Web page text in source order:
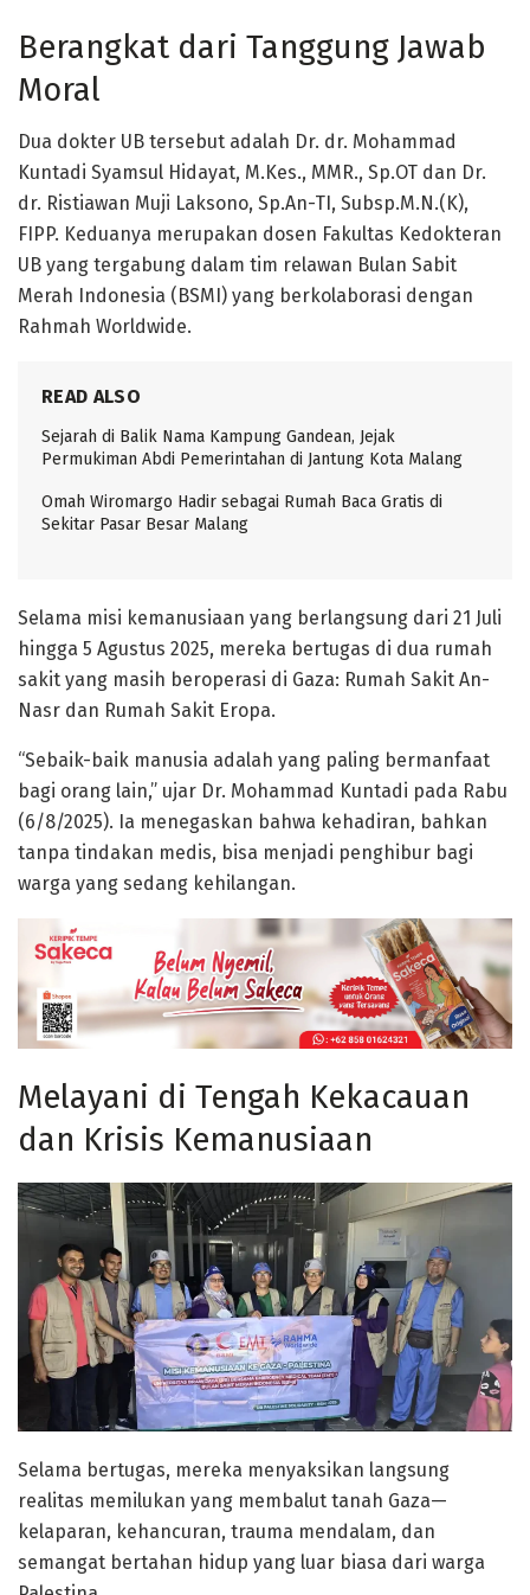
Berangkat dari Tanggung Jawab
Moral
Dua dokter UB tersebut adalah Dr. dr. Mohammad
Kuntadi Syamsul Hidayat, M.Kes., MMR., Sp.OT dan Dr.
dr. Ristiawan Muji Laksono, Sp.An-TI, Subsp.M.N.(K),
FIPP. Keduanya merupakan dosen Fakultas Kedokteran
UB yang tergabung dalam tim relawan Bulan Sabit
Merah Indonesia (BSMI) yang berkolaborasi dengan
Rahmah Worldwide.
READ ALSO
Sejarah di Balik Nama Kampung Gandean, Jejak
Permukiman Abdi Pemerintahan di Jantung Kota Malang
Omah Wiromargo Hadir sebagai Rumah Baca Gratis di
Sekitar Pasar Besar Malang
Selama misi kemanusiaan yang berlangsung dari 21 Juli
hingga 5 Agustus 2025, mereka bertugas di dua rumah
sakit yang masih beroperasi di Gaza: Rumah Sakit An-
Nasr dan Rumah Sakit Eropa.
“Sebaik-baik manusia adalah yang paling bermanfaat
bagi orang lain,” ujar Dr. Mohammad Kuntadi pada Rabu
(6/8/2025). Ia menegaskan bahwa kehadiran, bahkan
tanpa tindakan medis, bisa menjadi penghibur bagi
warga yang sedang kehilangan.
Melayani di Tengah Kekacauan
dan Krisis Kemanusiaan
Selama bertugas, mereka menyaksikan langsung
realitas memilukan yang membalut tanah Gaza—
kelaparan, kehancuran, trauma mendalam, dan
semangat bertahan hidup yang luar biasa dari warga